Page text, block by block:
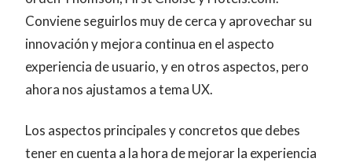
Conviene seguirlos muy de cerca y aprovechar su
innovación y mejora continua en el aspecto
experiencia de usuario, y en otros aspectos, pero
ahora nos ajustamos a tema UX.
Los aspectos principales y concretos que debes
tener en cuenta a la hora de mejorar la experiencia